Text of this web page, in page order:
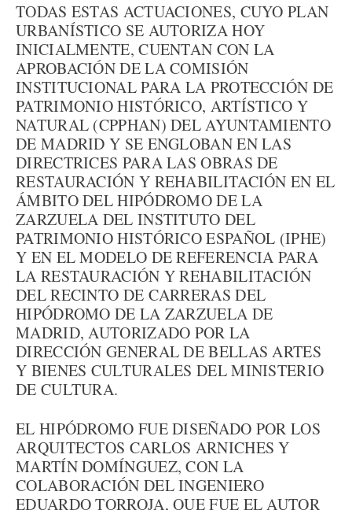
TODAS ESTAS ACTUACIONES, CUYO PLAN
URBANÍSTICO SE AUTORIZA HOY
INICIALMENTE, CUENTAN CON LA
APROBACIÓN DE LA COMISIÓN
INSTITUCIONAL PARA LA PROTECCIÓN DE
PATRIMONIO HISTÓRICO, ARTÍSTICO Y
NATURAL (CPPHAN) DEL AYUNTAMIENTO
DE MADRID Y SE ENGLOBAN EN LAS
DIRECTRICES PARA LAS OBRAS DE
RESTAURACIÓN Y REHABILITACIÓN EN EL
ÁMBITO DEL HIPÓDROMO DE LA
ZARZUELA DEL INSTITUTO DEL
PATRIMONIO HISTÓRICO ESPAÑOL (IPHE)
Y EN EL MODELO DE REFERENCIA PARA
LA RESTAURACIÓN Y REHABILITACIÓN
DEL RECINTO DE CARRERAS DEL
HIPÓDROMO DE LA ZARZUELA DE
MADRID, AUTORIZADO POR LA
DIRECCIÓN GENERAL DE BELLAS ARTES
Y BIENES CULTURALES DEL MINISTERIO
DE CULTURA.
EL HIPÓDROMO FUE DISEÑADO POR LOS
ARQUITECTOS CARLOS ARNICHES Y
MARTÍN DOMÍNGUEZ, CON LA
COLABORACIÓN DEL INGENIERO
EDUARDO TORROJA, QUE FUE EL AUTOR